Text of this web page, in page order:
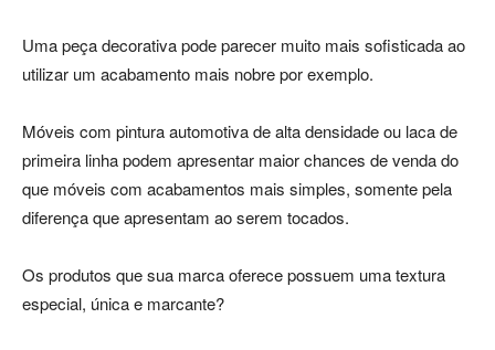
Uma peça decorativa pode parecer muito mais sofisticada ao
utilizar um acabamento mais nobre por exemplo.
Móveis com pintura automotiva de alta densidade ou laca de
primeira linha podem apresentar maior chances de venda do
que móveis com acabamentos mais simples, somente pela
diferença que apresentam ao serem tocados.
Os produtos que sua marca oferece possuem uma textura
especial, única e marcante?